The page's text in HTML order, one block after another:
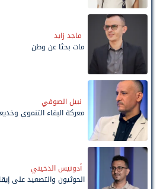
ماجد زايد
مات بحثًا عن وطن
نبيل الصوفي
معركة البقاء التنموي
أدونيس الدخيني
الحوثيون والتصعيد على